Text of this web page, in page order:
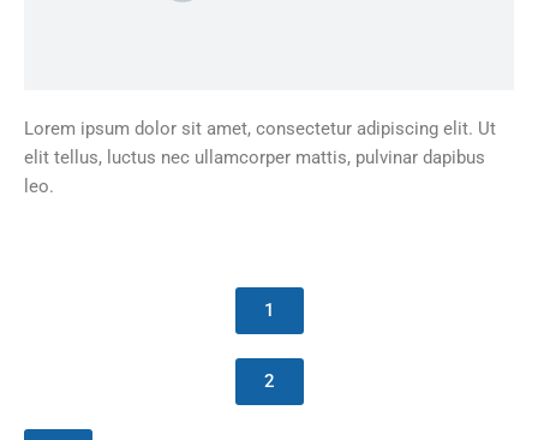
Lorem ipsum dolor sit amet, consectetur adipiscing elit. Ut
elit tellus, luctus nec ullamcorper mattis, pulvinar dapibus
leo.
1
2